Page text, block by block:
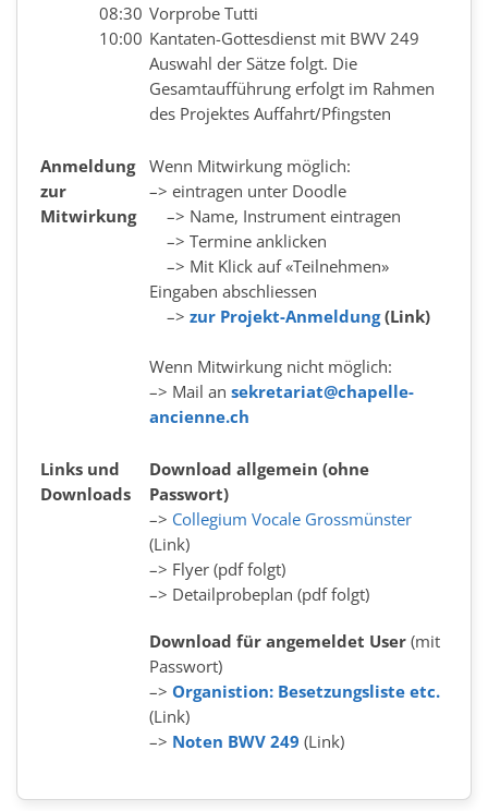
08:30
10:00
Vorprobe Tutti
Kantaten-Gottesdienst mit BWV 249
Auswahl der Sätze folgt. Die
Gesamtaufführung erfolgt im Rahmen
des Projektes Auffahrt/Pfingsten
Anmeldung
zur
Mitwirkung
Wenn Mitwirkung möglich:
–> eintragen unter Doodle
–> Name, Instrument eintragen
–> Termine anklicken
–> Mit Klick auf «Teilnehmen»
Eingaben abschliessen
–> zur Projekt-Anmeldung(Link)
Wenn Mitwirkung nicht möglich:
–> Mail an sekretariat@chapelle-
ancienne.ch
Links und
Downloads
Download allgemein (ohne
Passwort)
–> Collegium Vocale Grossmünster
(Link)
–> Flyer (pdf folgt)
–> Detailprobeplan (pdf folgt)
Download für angemeldet User (mit
Passwort)
–> Organistion: Besetzungsliste etc.
(Link)
–> Noten BWV 249 (Link)